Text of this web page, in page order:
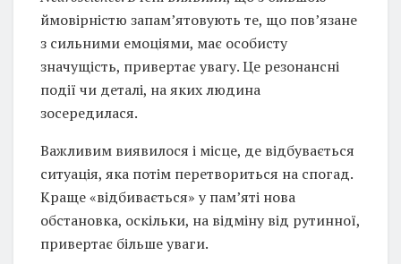
ймовірністю запам’ятовують те, що пов’язане
з сильними емоціями, має особисту
значущість, привертає увагу. Це резонансні
події чи деталі, на яких людина
зосередилася.
Важливим виявилося і місце, де відбувається
ситуація, яка потім перетвориться на спогад.
Краще «відбивається» у пам’яті нова
обстановка, оскільки, на відміну від рутинної,
привертає більше уваги.